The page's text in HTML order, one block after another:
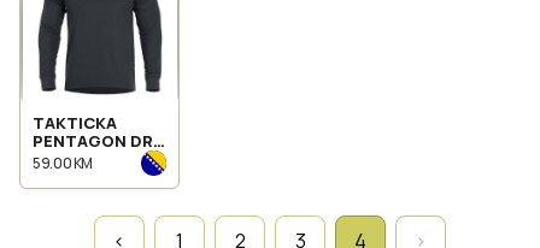
TAKTICKA
PENTAGON DR.
POLO MAJICA
K09013
59.00 KM
‹ 1 2 3 4 ›